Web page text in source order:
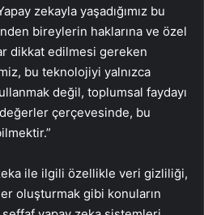
zekayla yaşadığımız bu
bireylerin haklarına ve özel
dikkat edilmesi gereken
bu teknolojiyi yalnızca
değil, toplumsal faydayı
çerçevesinde, bu
ile ilgili özellikle veri gizliliği,
oluşturmak gibi konuların